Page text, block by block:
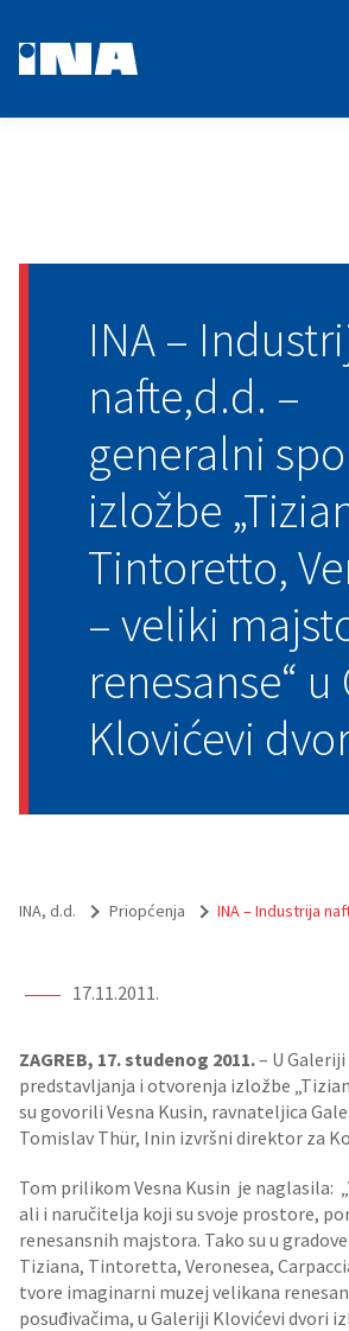
INA –
nafte,d.d. –
generalni
izložbe
Tintoretto,
– veliki
renesanse“
Klovićevi
INA, d.d. Priopćenja INA – Industrija
17.11.2011.
ZAGREB, 17. studenog 2011.– U
predstavljanja i otvorenja izložbe
su govorili Vesna Kusin, ravnateljica
Tomislav Thür, Inin izvršni direktor za
Tom prilikom Vesna Kusin je naglasila:
ali i naručitelja koji su svoje prostore,
renesansnih majstora. Tako su u
Tiziana, Tintoretta, Veronesea,
tvore imaginarni muzej velikana
posuđivačima, u Galeriji Klovićevi dvori